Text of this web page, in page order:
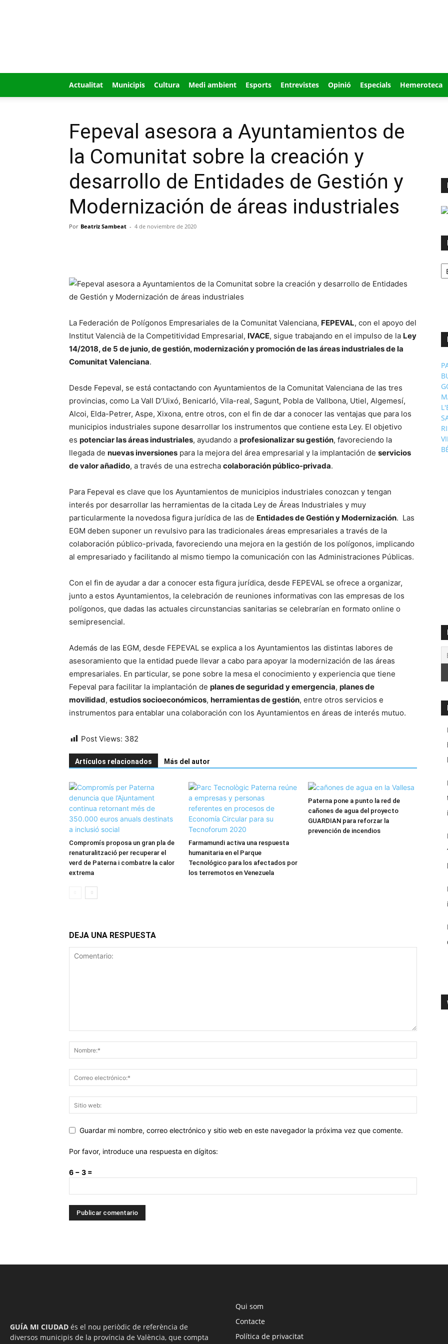
Actualitat Municipis Cultura Medi ambient Esports Entrevistes Opinió Especials Hemeroteca
Fepeval asesora a Ayuntamientos de
la Comunitat sobre la creación y
desarrollo de Entidades de Gestión y
Modernización de áreas industriales
Por Beatriz Sambeat - 4 de noviembre de 2020
La Federación de Polígonos Empresariales de la Comunitat Valenciana, FEPEVAL, con el apoyo del
Institut Valencià de la Competitividad Empresarial, IVACE, sigue trabajando en el impulso de la Ley
14/2018, de 5 de junio, de gestión, modernización y promoción de las áreas industriales de la
Comunitat Valenciana.
Desde Fepeval, se está contactando con Ayuntamientos de la Comunitat Valenciana de las tres
provincias, como La Vall D’Uixó, Benicarló, Vila-real, Sagunt, Pobla de Vallbona, Utiel, Algemesí,
Alcoi, Elda-Petrer, Aspe, Xixona, entre otros, con el fin de dar a conocer las ventajas que para los
municipios industriales supone desarrollar los instrumentos que contiene esta Ley. El objetivo
es potenciar las áreas industriales, ayudando a profesionalizar su gestión, favoreciendo la
llegada de nuevas inversiones para la mejora del área empresarial y la implantación de servicios
de valor añadido, a través de una estrecha colaboración público-privada.
Para Fepeval es clave que los Ayuntamientos de municipios industriales conozcan y tengan
interés por desarrollar las herramientas de la citada Ley de Áreas Industriales y muy
particularmente la novedosa figura jurídica de las de Entidades de Gestión y Modernización. Las
EGM deben suponer un revulsivo para las tradicionales áreas empresariales a través de la
colaboración público-privada, favoreciendo una mejora en la gestión de los polígonos, implicando
al empresariado y facilitando al mismo tiempo la comunicación con las Administraciones Públicas.
Con el fin de ayudar a dar a conocer esta figura jurídica, desde FEPEVAL se ofrece a organizar,
junto a estos Ayuntamientos, la celebración de reuniones informativas con las empresas de los
polígonos, que dadas las actuales circunstancias sanitarias se celebrarían en formato online o
semipresencial.
Además de las EGM, desde FEPEVAL se explica a los Ayuntamientos las distintas labores de
asesoramiento que la entidad puede llevar a cabo para apoyar la modernización de las áreas
empresariales. En particular, se pone sobre la mesa el conocimiento y experiencia que tiene
Fepeval para facilitar la implantación de planes de seguridad y emergencia, planes de
movilidad, estudios socioeconómicos, herramientas de gestión, entre otros servicios e
instrumentos para entablar una colaboración con los Ayuntamientos en áreas de interés mutuo.
Post Views: 382
Artículos relacionados Más del autor
Compromís proposa un gran pla de
renaturalització per recuperar el
verd de Paterna i combatre la calor
extrema
Farmamundi activa una respuesta
humanitaria en el Parque
Tecnológico para los afectados por
los terremotos en Venezuela
Paterna pone a punto la red de
cañones de agua del proyecto
GUARDIAN para reforzar la
prevención de incendios
DEJA UNA RESPUESTA
Guardar mi nombre, correo electrónico y sitio web en este navegador la próxima vez que comente.
Por favor, introduce una respuesta en dígitos:
6 − 3 =
GUÍA MI CIUDAD és el nou periòdic de referència de
diversos municipis de la província de València, que compta
Qui som
Contacte
Política de privacitat